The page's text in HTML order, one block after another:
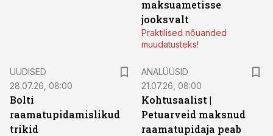
maksuametisse
jooksvalt
Praktilised nõuanded
muudatusteks!
UUDISED
28.07.26, 08:00
Bolti
raamatupidamislikud
trikid
ANALÜÜSID
21.07.26, 08:00
Kohtusaalist |
Petuarveid maksnud
raamatupidaja peab